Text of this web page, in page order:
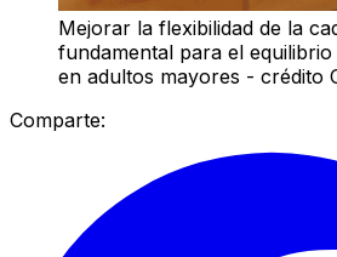
Mejorar la flexibilidad de la
fundamental para el
en adultos mayores - crédito
Comparte: